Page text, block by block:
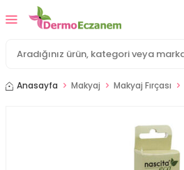
Anasayfa Makyaj Makyaj Fırçası